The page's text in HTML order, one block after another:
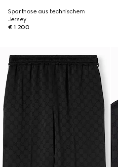
Sporthose aus technischem
Jersey
€ 1.200